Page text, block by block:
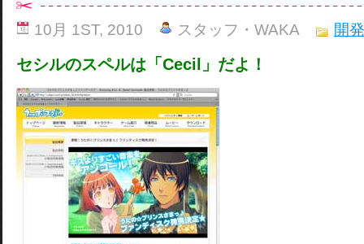
10月 1ST, 2010 スタッフ・WAKA 開
セシルのスペルは「Cecil」だよ！